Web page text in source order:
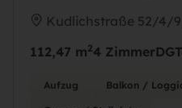
Kudlichstraße 52/4/
112,47 m24 ZimmerDG
Aufzug Balkon /